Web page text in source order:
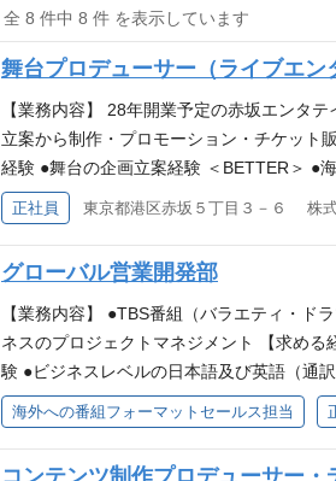
全 8 件中 8 件 を表示しています
舞台プロデューサー（ライブエン
【業務内容】 28年開業予定の赤坂エンタ
立案から制作・プロモーション・チケット
経験 ●舞台の企画立案経験 ＜BETTER＞ ●
場運営を行うライブエンタテインメント部
おける事業拡大を担っています。 TBS赤坂
したリアルエンタテインメントの制作、な
画イベント事業局という局の中にあり、
の連携がとりやすい環境にあります。また
ーションを生み出すことができることが特
い！という意欲のある方のエントリーをお
正社員 東京都港区赤坂５丁目３－６ 株
グローバル営業開発部
【業務内容】 ●TBS番組（バラエティ・ド
ネスのプロジェクトマネジメント 【求め
験 ●ビジネスレベルの日本語及び英語（通
から実行・管理まで、一気通貫でプロジェ
携し、グローバル向けIPの開発と展開を加
海外への番組フォーマットセールス担当
コンテンツ制作プロデューサー・